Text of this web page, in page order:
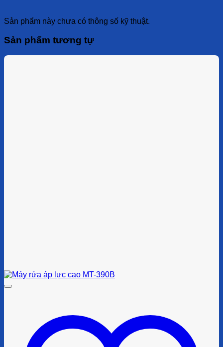
Sản phẩm này chưa có thông số kỹ thuật.
Sản phẩm tương tự